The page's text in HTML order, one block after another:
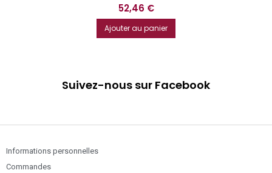
Prix
52,46 €
Ajouter au panier
Suivez-nous sur Facebook
Informations personnelles
Commandes